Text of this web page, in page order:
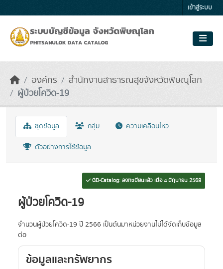
เข้าสู่ระบบ
องค์กร
สำนักงานสาธารณสุขจังหวัดพิษณุโลก
ผู้ป่วยโควิด-19
ชุดข้อมูล กลุ่ม ความเคลื่อนไหว
ตัวอย่างการใช้ข้อมูล
GD-Catalog: ลงทะเบียนแล้ว เมื่อ 4 มิถุนายน 2568
ผู้ป่วยโควิด-19
จำนวนผู้ป่วยโควิด-19 ปี 2566 เป็นต้นมาหน่วยงานไม่ได้จัดเก็บข้อมูล
ต่อ
ข้อมูลและทรัพยากร